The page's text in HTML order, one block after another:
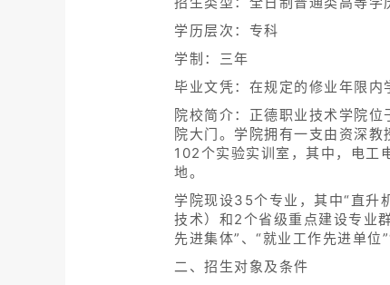
学历层次：专科
学制：三年
毕业文凭：在规定的修业年限内
院校简介：正德职业技术学院
院大门。学院拥有一支由资深
102个实验实训室，其中，电工
地。
学院现设35个专业，其中“直升
技术）和2个省级重点建设专业
先进集体”、“就业工作先进单位
二、招生对象及条件